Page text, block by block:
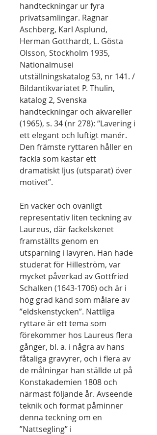
handteckningar ur fyra
privatsamlingar. Ragnar
Aschberg, Karl Asplund,
Herman Gotthardt, L. Gösta
Olsson, Stockholm 1935,
Nationalmusei
utställningskatalog 53, nr 141. /
Bildantikvariatet P. Thulin,
katalog 2, Svenska
handteckningar och akvareller
(1965), s. 34 (nr 278): “Lavering i
ett elegant och luftigt manér.
Den främste ryttaren håller en
fackla som kastar ett
dramatiskt ljus (utsparat) över
motivet”.
En vacker och ovanligt
representativ liten teckning av
Laureus, där fackelskenet
framställts genom en
utsparning i lavyren. Han hade
studerat för Hilleström, var
mycket påverkad av Gottfried
Schalken (1643-1706) och är i
hög grad känd som målare av
”eldskenstycken”. Nattliga
ryttare är ett tema som
förekommer hos Laureus flera
gånger, bl. a. i några av hans
fåtaliga gravyrer, och i flera av
de målningar han ställde ut på
Konstakademien 1808 och
närmast följande år. Avseende
teknik och format påminner
denna teckning om en
”Nattsegling” i